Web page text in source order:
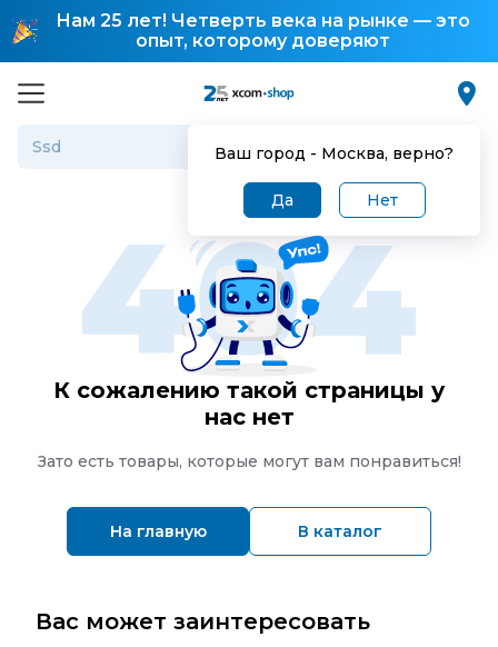
Нам 25 лет! Четверть века на рынке — это
опыт, которому доверяют
Ваш город - Москва, верно?
Да Нет
К сожалению такой страницы у
нас нет
Зато есть товары, которые могут вам понравиться!
На главную В каталог
Вас может заинтересовать